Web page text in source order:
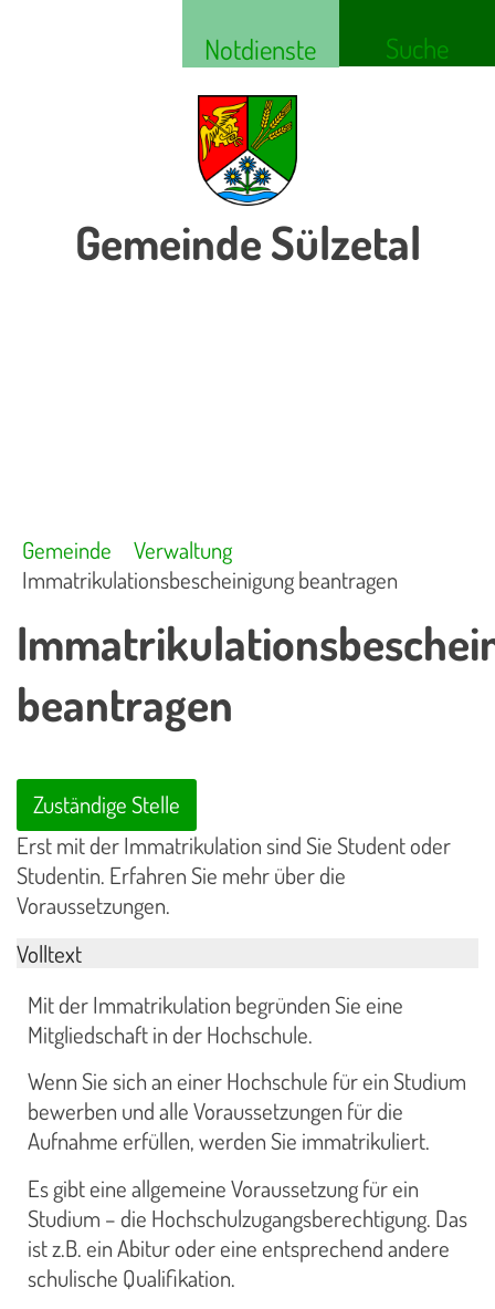
Notdienste Suche
Gemeinde Sülzetal
Gemeinde
Verwaltung
Immatrikulationsbescheinigung beantragen
beantragen
Zuständige Stelle
Erst mit der Immatrikulation sind Sie Student oder
Studentin. Erfahren Sie mehr über die
Voraussetzungen.
Volltext
Mit der Immatrikulation begründen Sie eine
Mitgliedschaft in der Hochschule.
Wenn Sie sich an einer Hochschule für ein Studium
bewerben und alle Voraussetzungen für die
Aufnahme erfüllen, werden Sie immatrikuliert.
Es gibt eine allgemeine Voraussetzung für ein
Studium – die Hochschulzugangsberechtigung. Das
ist z.B. ein Abitur oder eine entsprechend andere
schulische Qualifikation.